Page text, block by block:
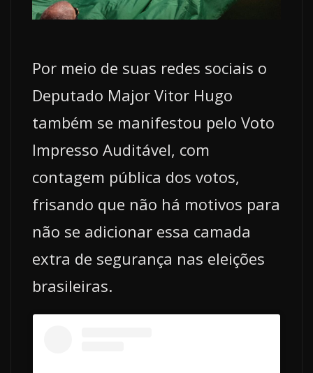
Por meio de suas redes sociais o
Deputado Major Vitor Hugo
também se manifestou pelo Voto
Impresso Auditável, com
contagem pública dos votos,
frisando que não há motivos para
não se adicionar essa camada
extra de segurança nas eleições
brasileiras.